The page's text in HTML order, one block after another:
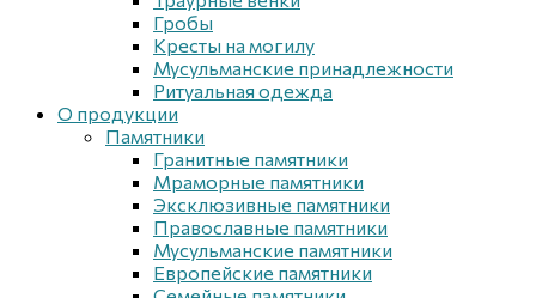
Гробы
Кресты на могилу
Мусульманские принадлежности
Ритуальная одежда
О продукции
Памятники
Гранитные памятники
Мраморные памятники
Эксклюзивные памятники
Православные памятники
Мусульманские памятники
Европейские памятники